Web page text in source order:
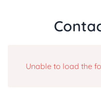
Unable to load the